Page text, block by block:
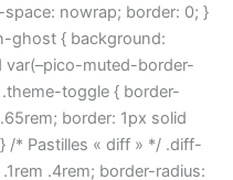
nowrap; border: 0; }
ghost { background:
var(–pico-muted-border-
toggle { border-
border: 1px solid
/* Pastilles « diff » */ .diff-
.4rem; border-radius: